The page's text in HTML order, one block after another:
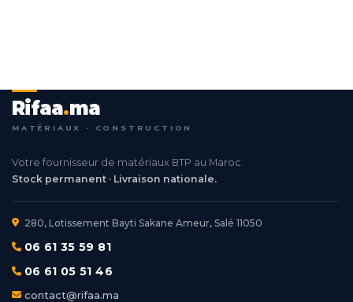
Rifaa.ma
MATÉRIAUX · CONSTRUCTION
Votre fournisseur de matériaux BTP au Maroc.
Stock permanent · Livraison nationale.
280, Lotissement Bayti Sakane Ameur, Salé 11050
06 61 35 59 81
06 61 05 51 46
contact@rifaa.ma